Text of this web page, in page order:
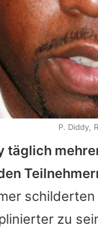
täglich
zu
P. Diddy,